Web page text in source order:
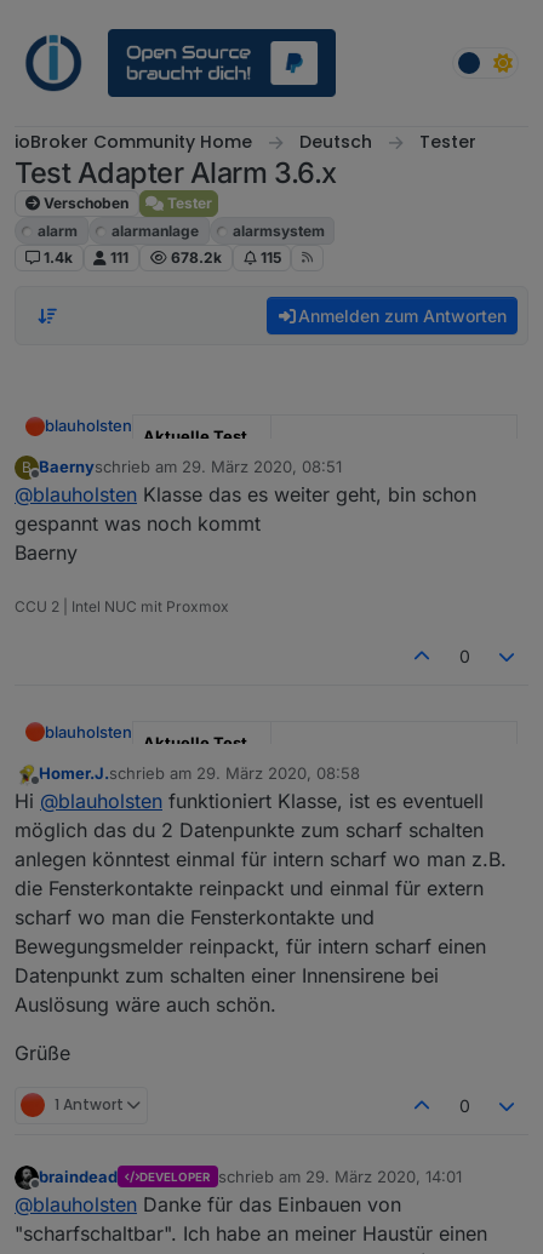
ioBroker Community Home Deutsch Tester
Test Adapter Alarm 3.6.x
Verschoben
Tester
alarm
alarmanlage
alarmsystem
1.4k
111 678.2k 115
Anmelden zum Antworten
blauholsten
Aktuelle Test
Version
3.6.x
Veröffentlichun
gsdatum
22.12.2022
Hier Adapter Beschreibung, Changelog etc.
B
Offline
Baernyschrieb am 29. März 2020, 08:51
zuletzt editiert von
@blauholsten Klasse das es weiter geht, bin schon
gespannt was noch kommt
Baerny
CCU 2 | Intel NUC mit Proxmox
0
blauholsten
Aktuelle Test
Version
3.6.x
Veröffentlichun
gsdatum
22.12.2022
ioBroker.alarm
Hier Adapter Beschreibung, Changelog etc.
Offline
Homer.J.schrieb am 29. März 2020, 08:58
zuletzt editiert von
Hi @blauholsten funktioniert Klasse, ist es eventuell
möglich das du 2 Datenpunkte zum scharf schalten
anlegen könntest einmal für intern scharf wo man z.B.
die Fensterkontakte reinpackt und einmal für extern
scharf wo man die Fensterkontakte und
Bewegungsmelder reinpackt, für intern scharf einen
Datenpunkt zum schalten einer Innensirene bei
Auslösung wäre auch schön.
Grüße
1 Antwort 0
Offline
braindead DEVELOPER schrieb am 29. März 2020, 14:01
zuletzt editiert von
@blauholsten Danke für das Einbauen von
"scharfschaltbar". Ich habe an meiner Haustür einen